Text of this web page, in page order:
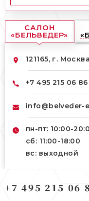
САЛОН
«БЕЛЬВЕДЕР»
121165, г.
+7 495 215 06 86
info@belveder-
пн-пт: 10:00-
сб: 11:00-18:00
вс: выходной
121165, г.
121165, г. Москва,
+7 495 215 06